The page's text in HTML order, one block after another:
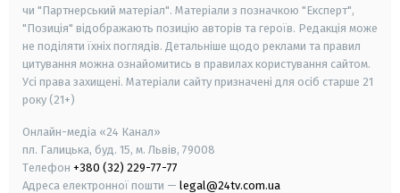
чи "Партнерський матеріал". Матеріали з позначкою "Експерт",
"Позиція" відображають позицію авторів та героїв. Редакція може
не поділяти їхніх поглядів. Детальніше щодо реклами та правил
цитування можна ознайомитись в правилах користування сайтом.
Усі права захищені. Матеріали сайту призначені для осіб старше 21
року (21+)
Онлайн-медіа «24 Канал»
пл. Галицька, буд. 15, м. Львів, 79008
Телефон +380 (32) 229-77-77
Адреса електронної пошти — legal@24tv.com.ua